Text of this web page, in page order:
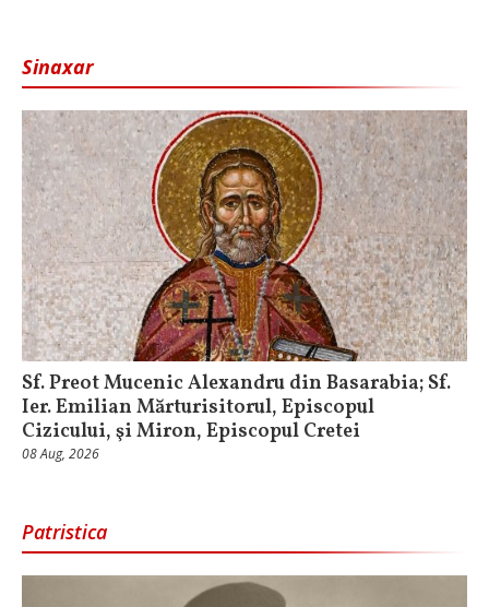
Sinaxar
Sf. Preot Mucenic Alexandru din Basarabia; Sf.
Ier. Emilian Mărturisitorul, Episcopul
Cizicului, şi Miron, Episcopul Cretei
08 Aug, 2026
Patristica